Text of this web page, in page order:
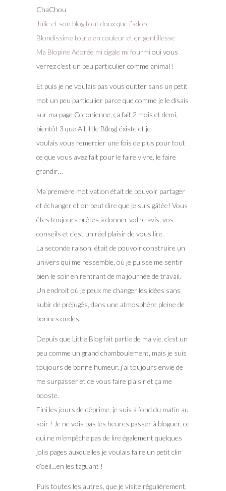
ChaChou
Julie et son blog tout doux que j’adore
Blondissime toute en couleur et en gentillesse
Ma Blopine Adorée mi cigale mi fourmioui vous
verrez c’est un peu particulier comme animal !
Et puis je ne voulais pas vous quitter sans un petit
mot un peu particulier parce que comme je le disais
sur ma page Cotonienne, ça fait 2 mois et demi,
bientôt 3 que A Little B(log) éxiste et je
voulais vous remercier une fois de plus pour tout
ce que vous avez fait pour le faire vivre, le faire
grandir…
Ma première motivation était de pouvoir partager
et échanger et on peut dire que je suis gâtée! Vous
êtes toujours prêtes à donner votre avis, vos
conseils et c’est un réel plaisir de vous lire.
La seconde raison, était de pouvoir construire un
univers qui me ressemble, où je puisse me sentir
bien le soir en rentrant de ma journée de travail.
Un endroit où je peux me changer les idées sans
subir de préjugés, dans une atmosphère pleine de
bonnes ondes.
Depuis que Little Blog fait partie de ma vie, c’est un
peu comme un grand chamboulement, mais je suis
toujours de bonne humeur, j’ai toujours envie de
me surpasser et de vous faire plaisir et ça me
booste.
Fini les jours de déprime, je suis à fond du matin au
soir ! Je ne vois pas les heures passer à bloguer, ce
qui ne m’empêche pas de lire également quelques
jolis pages auxquelles je voulais faire un petit clin
d’oeil…en les taguant !
Puis toutes les autres, que je visite régulièrement,